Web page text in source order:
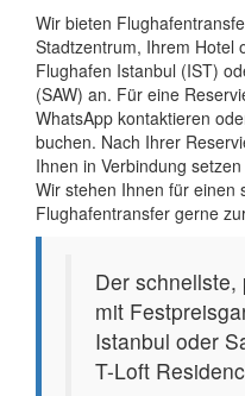
Wir bieten
Stadtzentrum, Ihrem Hotel
Flughafen Istanbul (IST)
(SAW) an. Für eine
WhatsApp kontaktieren
buchen. Nach Ihrer
Ihnen in Verbindung
Wir stehen Ihnen für einen
Flughafentransfer gerne
Der
mit
Istanbul oder
T-Loft